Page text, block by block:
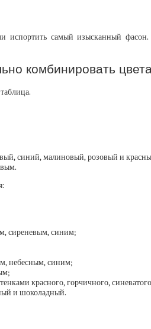
самый изысканный
комбинировать
синий, малиновый, розовый и
сиреневым, синим;
небесным, синим;
красного, горчичного,
и шоколадный.